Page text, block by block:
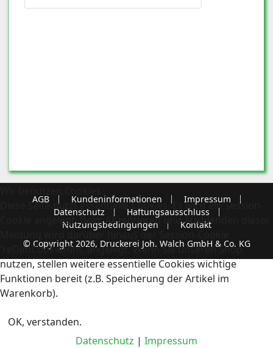
AGB Kundeninformationen
Impressum
Datenschutz
Haftungsausschluss
Nutzungsbedingungen
Kontakt
© Copyright 2026, Druckerei Joh. Walch GmbH & Co. KG
Diese Seite nutzt essentielle Cookies. Es wird ein Session-
Cookie angelegt. Beim Akzeptieren und Ausblenden dieser
Meldung wird darüber hinaus der Session-Cookie
'reDimCookieHint' angelegt. Wenn Sie unseren Shop
nutzen, stellen weitere essentielle Cookies wichtige
Funktionen bereit (z.B. Speicherung der Artikel im
Warenkorb).
OK, verstanden.
Datenschutz | Impressum